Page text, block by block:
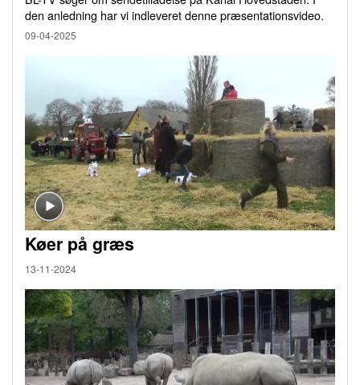
den anledning har vi indleveret denne præsentationsvideo.
09-04-2025
Køer på græs
13-11-2024